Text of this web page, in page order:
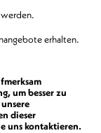
erhalten.
um besser zu
dieser
uns kontaktieren.